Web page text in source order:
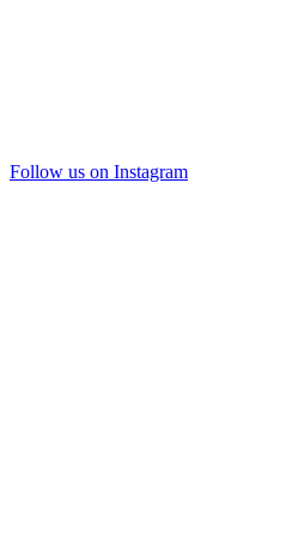
Follow us on Instagram